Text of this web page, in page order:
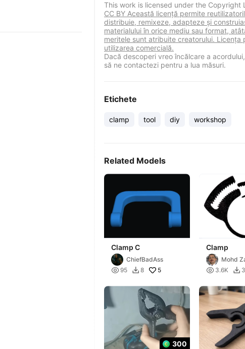
This work is licensed under the Copyright
CC BY Această licență permite
distribuie, remixeze, adapteze și
materialului în orice mediu sau format,
meritele sunt atribuite creatorului. Licența
utilizarea comercială.
Dacă descoperi vreo încălcare a
să ne contactezi pentru a lua măsuri.
Etichete
clamp tool diy workshop
Related Models
Clamp C
ChiefBadAss
 95  8 5
Clamp
Mohd
Buyong
 3.6K 
300